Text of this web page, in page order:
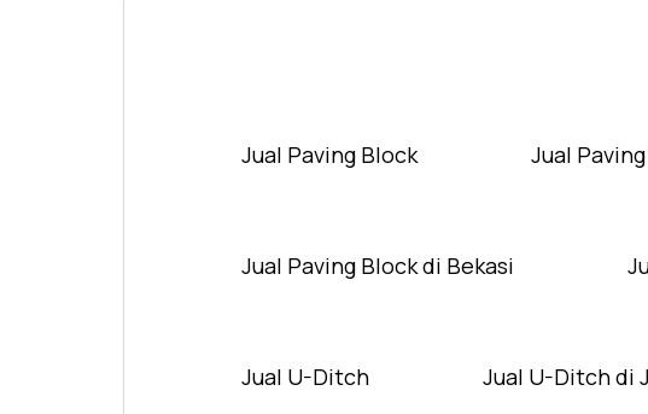
Jual Paving Block Jual
Jual Paving Block di Bekasi
Jual U-Ditch Jual U-Ditch di